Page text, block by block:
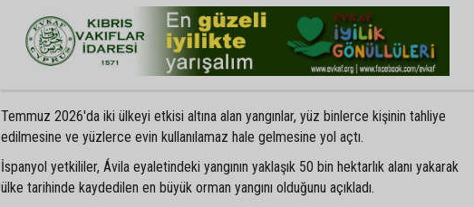
Temmuz 2026'da iki ülkeyi etkisi altına alan yangınlar, yüz binlerce kişinin tahliye
edilmesine ve yüzlerce evin kullanılamaz hale gelmesine yol açtı.
İspanyol yetkililer, Ávila eyaletindeki yangının yaklaşık 50 bin hektarlık alanı yakarak
ülke tarihinde kaydedilen en büyük orman yangını olduğunu açıkladı.